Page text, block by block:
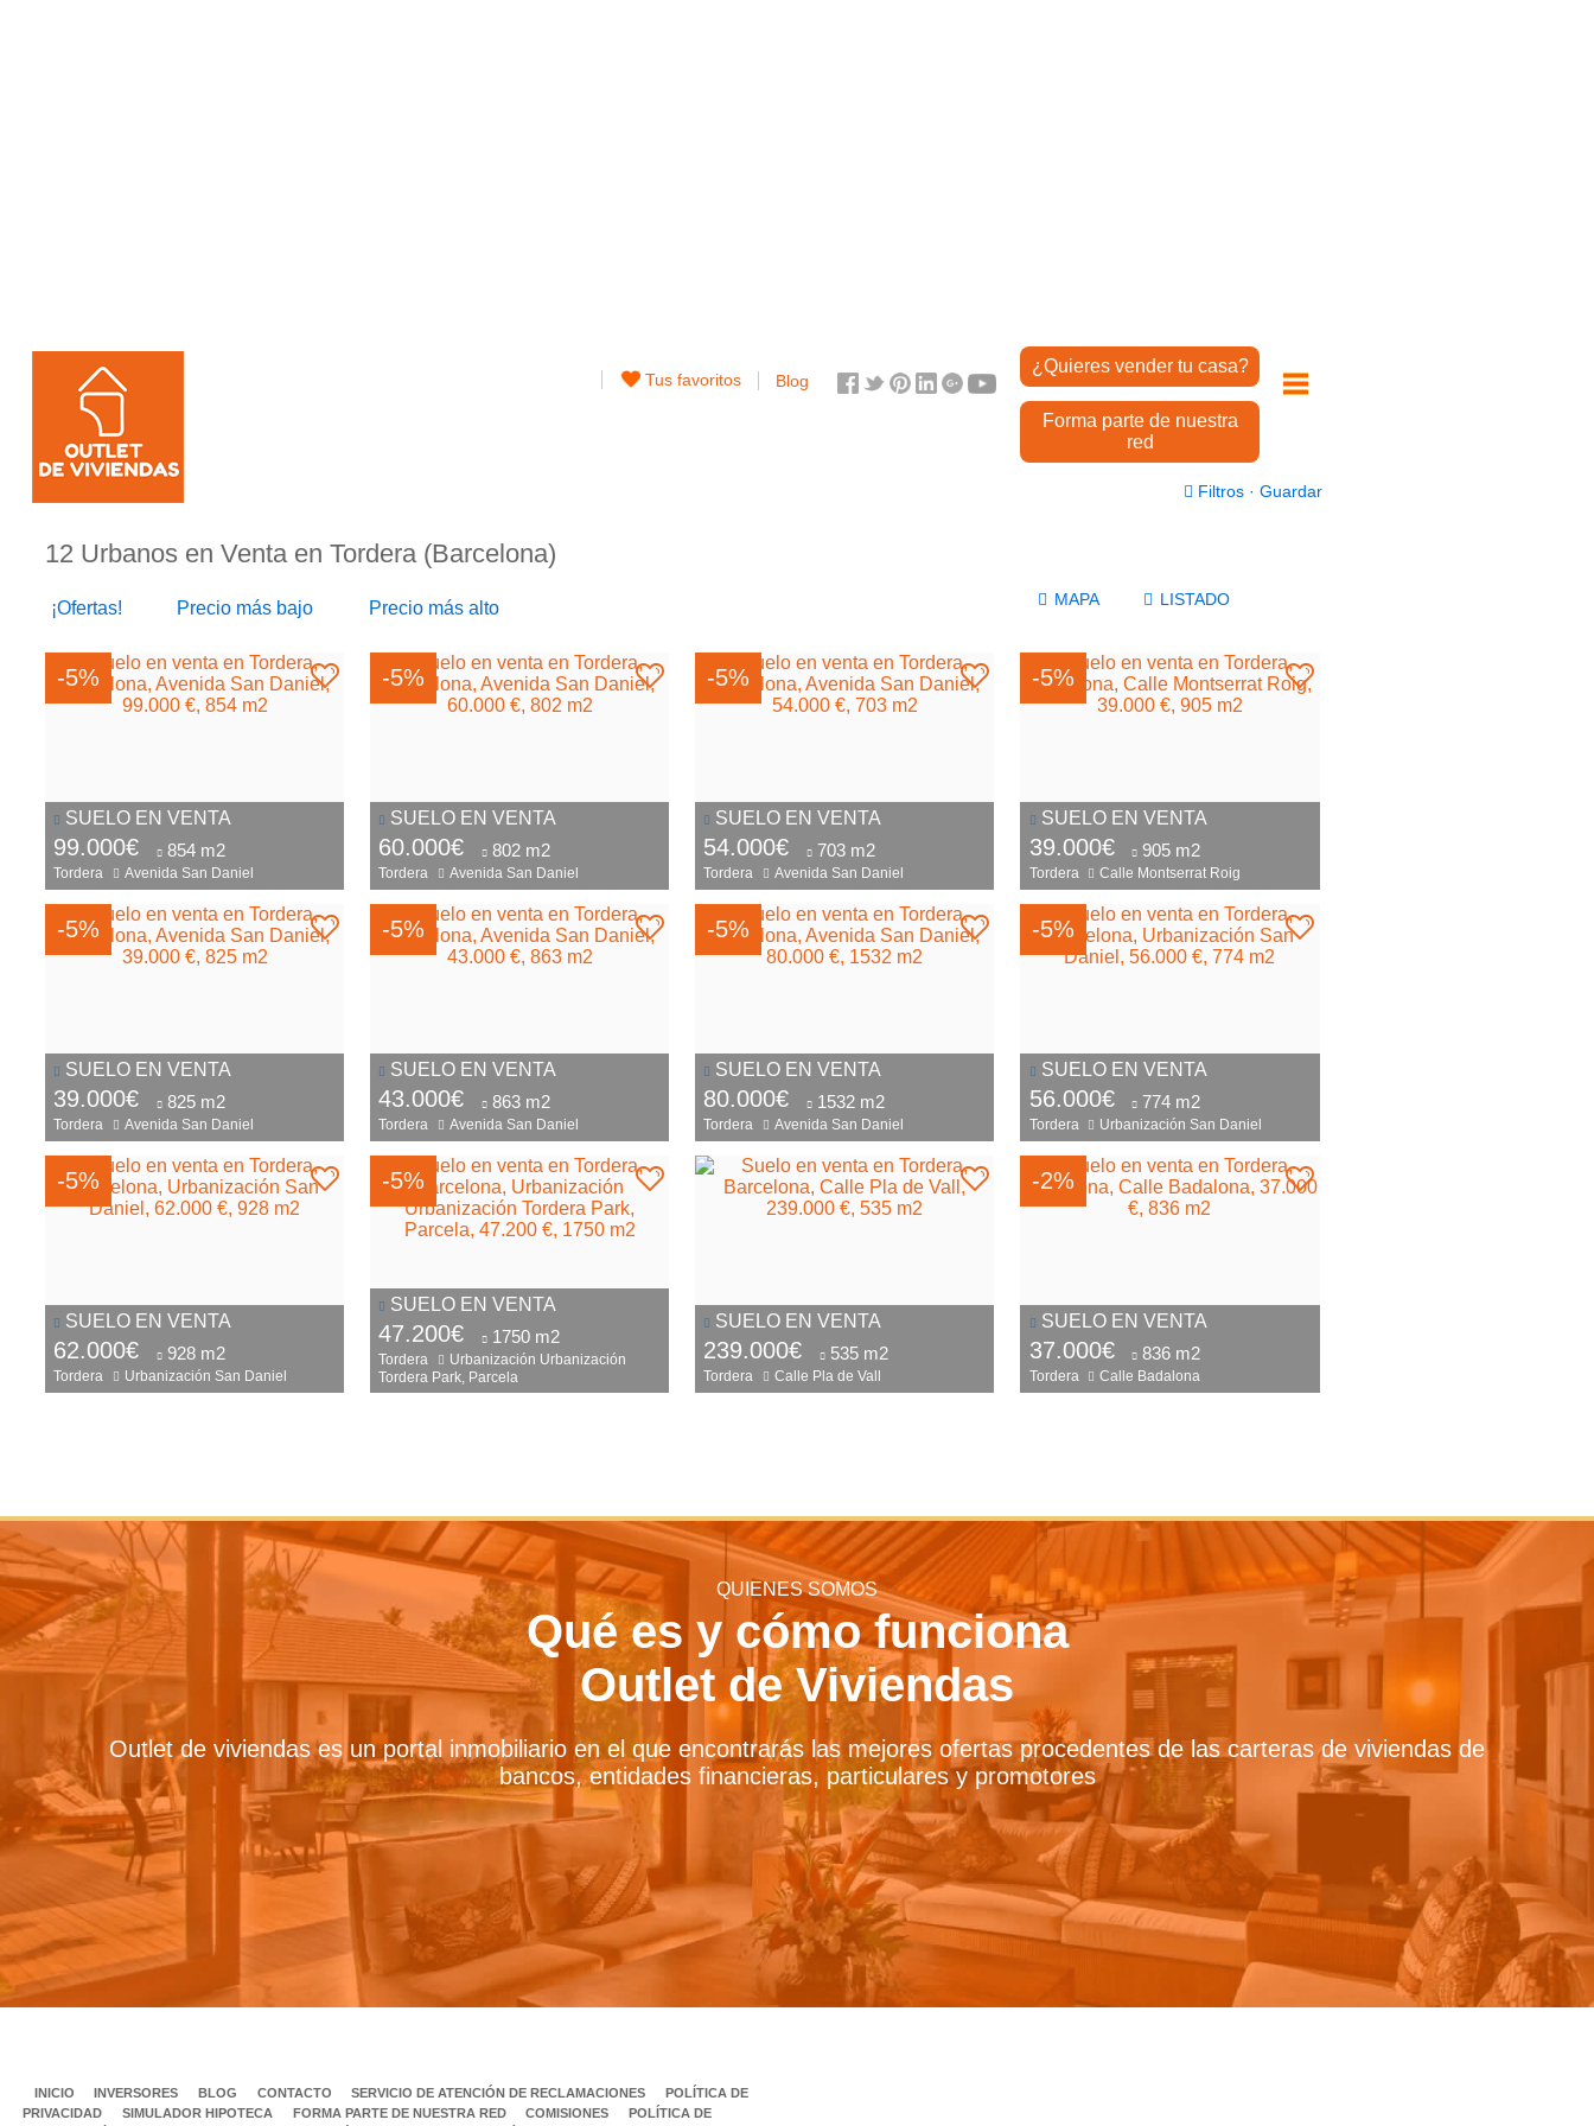
¿Quieres vender tu casa?
Forma parte de nuestra
red
Tus favoritos Blog
· Guardar
Filtros
12 Urbanos en Venta en Tordera (Barcelona)
¡Ofertas! Precio más bajo Precio más alto
-5%
SUELO EN VENTA
99.000€ 854 m2
Tordera Avenida San Daniel
-5%
SUELO EN VENTA
60.000€ 802 m2
Tordera Avenida San Daniel
-5%
SUELO EN VENTA
54.000€ 703 m2
Tordera Avenida San Daniel
-5%
SUELO EN VENTA
39.000€ 905 m2
Tordera Calle Montserrat Roig
-5%
SUELO EN VENTA
39.000€ 825 m2
Tordera Avenida San Daniel
-5%
SUELO EN VENTA
43.000€ 863 m2
Tordera Avenida San Daniel
-5%
SUELO EN VENTA
80.000€ 1532 m2
Tordera Avenida San Daniel
-5%
SUELO EN VENTA
56.000€ 774 m2
Tordera Urbanización San Daniel
-5%
SUELO EN VENTA
62.000€ 928 m2
Tordera Urbanización San Daniel
-5%
SUELO EN VENTA
47.200€ 1750 m2
Tordera
Urbanización Urbanización
Tordera Park, Parcela
SUELO EN VENTA
239.000€ 535 m2
Tordera Calle Pla de Vall
-2%
SUELO EN VENTA
37.000€ 836 m2
Tordera Calle Badalona
QUIENES SOMOS
Qué es y cómo funciona
Outlet de Viviendas
Outlet de viviendas es un portal inmobiliario en el que encontrarás las mejores ofertas procedentes de las carteras de viviendas de
bancos, entidades financieras, particulares y promotores
INICIO INVERSORES BLOG CONTACTO SERVICIO DE ATENCIÓN DE RECLAMACIONES
POLÍTICA DE
PRIVACIDAD
SIMULADOR HIPOTECA FORMA PARTE DE NUESTRA RED COMISIONES
POLÍTICA DE